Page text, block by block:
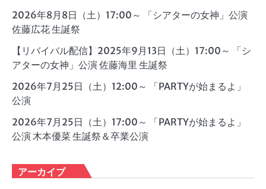
2026年8月8日（土）17:00～ 「シアターの女神」公演
佐藤広花 生誕祭
【リバイバル配信】2025年9月13日（土）17:00～ 「シ
アターの女神」公演 佐藤海里 生誕祭
2026年7月25日（土）12:00～ 「PARTYが始まるよ」
公演
2026年7月25日（土）17:00～ 「PARTYが始まるよ」
公演 木本優菜 生誕祭＆卒業公演
アーカイブ